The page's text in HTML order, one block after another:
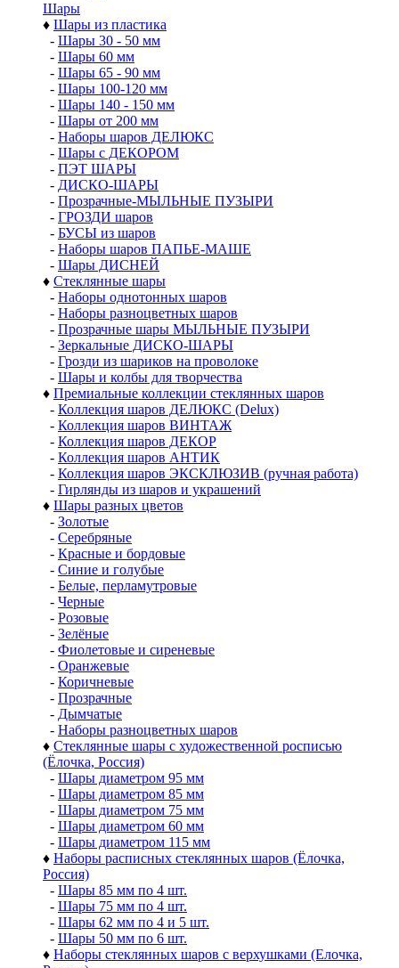
Шары
♦ Шары из пластика
- Шары 30 - 50 мм
- Шары 60 мм
- Шары 65 - 90 мм
- Шары 100-120 мм
- Шары 140 - 150 мм
- Шары от 200 мм
- Наборы шаров ДЕЛЮКС
- Шары с ДЕКОРОМ
- ПЭТ ШАРЫ
- ДИСКО-ШАРЫ
- Прозрачные-МЫЛЬНЫЕ ПУЗЫРИ
- ГРОЗДИ шаров
- БУСЫ из шаров
- Наборы шаров ПАПЬЕ-МАШЕ
- Шары ДИСНЕЙ
♦ Стеклянные шары
- Наборы однотонных шаров
- Наборы разноцветных шаров
- Прозрачные шары МЫЛЬНЫЕ ПУЗЫРИ
- Зеркальные ДИСКО-ШАРЫ
- Грозди из шариков на проволоке
- Шары и колбы для творчества
♦ Премиальные коллекции стеклянных шаров
- Коллекция шаров ДЕЛЮКС (Delux)
- Коллекция шаров ВИНТАЖ
- Коллекция шаров ДЕКОР
- Коллекция шаров АНТИК
- Коллекция шаров ЭКСКЛЮЗИВ (ручная работа)
- Гирлянды из шаров и украшений
♦ Шары разных цветов
- Золотые
- Серебряные
- Красные и бордовые
- Синие и голубые
- Белые, перламутровые
- Черные
- Розовые
- Зелёные
- Фиолетовые и сиреневые
- Оранжевые
- Коричневые
- Прозрачные
- Дымчатые
- Наборы разноцветных шаров
♦ Стеклянные шары с художественной росписью
(Ёлочка, Россия)
- Шары диаметром 95 мм
- Шары диаметром 85 мм
- Шары диаметром 75 мм
- Шары диаметром 60 мм
- Шары диаметром 115 мм
♦ Наборы расписных стеклянных шаров (Ёлочка,
Россия)
- Шары 85 мм по 4 шт.
- Шары 75 мм по 4 шт.
- Шары 62 мм по 4 и 5 шт.
- Шары 50 мм по 6 шт.
♦ Наборы стеклянных шаров с верхушками (Елочка,